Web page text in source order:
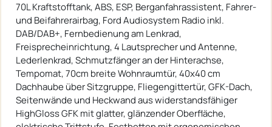
70L Kraftstofftank, ABS, ESP, Berganfahrassistent, Fahrer-
und Beifahrerairbag, Ford Audiosystem Radio inkl.
DAB/DAB+, Fernbedienung am Lenkrad,
Freisprecheinrichtung, 4 Lautsprecher und Antenne,
Lederlenkrad, Schmutzfänger an der Hinterachse,
Tempomat, 70cm breite Wohnraumtür, 40x40 cm
Dachhaube über Sitzgruppe, Fliegengittertür, GFK-Dach,
Seitenwände und Heckwand aus widerstandsfähiger
HighGloss GFK mit glatter, glänzender Oberfläche,